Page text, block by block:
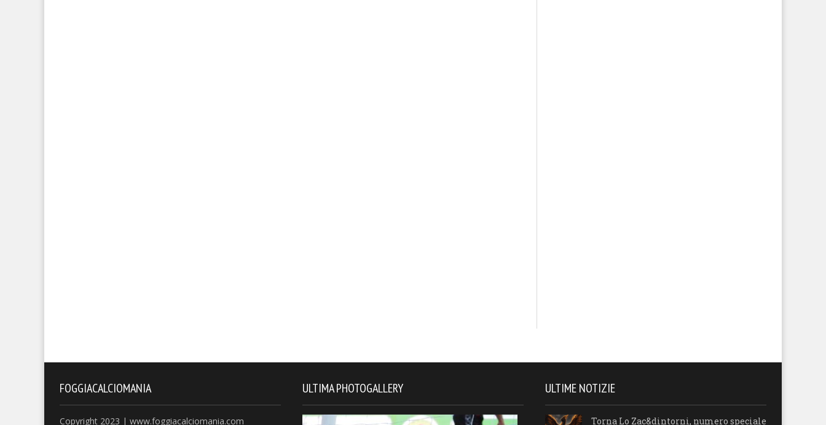
FOGGIACALCIOMANIA
Copyright 2023 | www.foggiacalciomania.com
ULTIMA PHOTOGALLERY ULTIME NOTIZIE
Torna Lo Zac&dintorni, numero speciale